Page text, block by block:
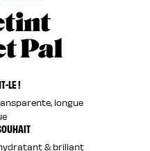
Pal
LE !
longue
& brillant